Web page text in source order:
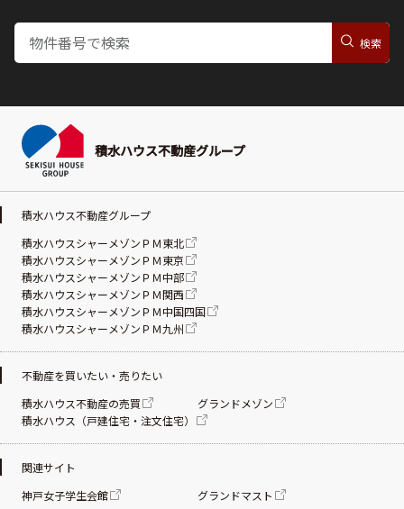
積水ハウス不動産グループ
積水ハウス不動産グループ
積水ハウスシャーメゾンＰＭ東北
積水ハウスシャーメゾンＰＭ東京
積水ハウスシャーメゾンＰＭ中部
積水ハウスシャーメゾンＰＭ関西
積水ハウスシャーメゾンＰＭ中国四国
積水ハウスシャーメゾンＰＭ九州
不動産を買いたい・売りたい
積水ハウス不動産の売買
グランドメゾン
積水ハウス（戸建住宅・注文住宅）
関連サイト
神戸女子学生会館
グランドマスト